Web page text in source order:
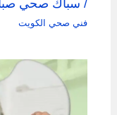
/ سباك صحي
فني صحي الكويت